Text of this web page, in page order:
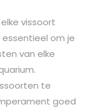
vissoort
om je
van elke
te
goed